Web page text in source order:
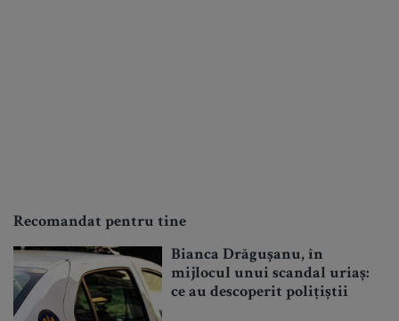
Recomandat pentru tine
Bianca Drăgușanu, în
mijlocul unui scandal uriaș:
ce au descoperit polițiștii